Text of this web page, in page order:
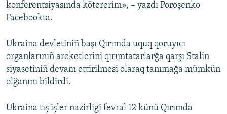
konferentsiyasında kötererim», – yazdı Poroşenko
Facebookta.
Ukraina devletiniñ başı Qırımda uquq qoruyıcı
organlarınıñ areketlerini qırımtatarlarğa qarşı Stalin
siyasetiniñ devam ettirilmesi olaraq tanımağa mümkün
olğanını bildirdi.
Ukraina tış işler nazirligi fevral 12 künü Qırımda